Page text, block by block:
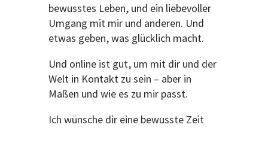
bewusstes Leben, und ein liebevoller
Umgang mit mir und anderen. Und
etwas geben, was glücklich macht.
Und online ist gut, um mit dir und der
Welt in Kontakt zu sein – aber in
Maßen und wie es zu mir passt.
Ich wünsche dir eine bewusste Zeit